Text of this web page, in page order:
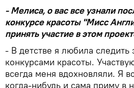
- Мелиса, о вас все узнали
конкурсе красоты "Мисс
принять участие в этом
- В детстве я любила следить
конкурсами красоты.
всегда меня вдохновляли. Я
когда-нибудь и сама приму в